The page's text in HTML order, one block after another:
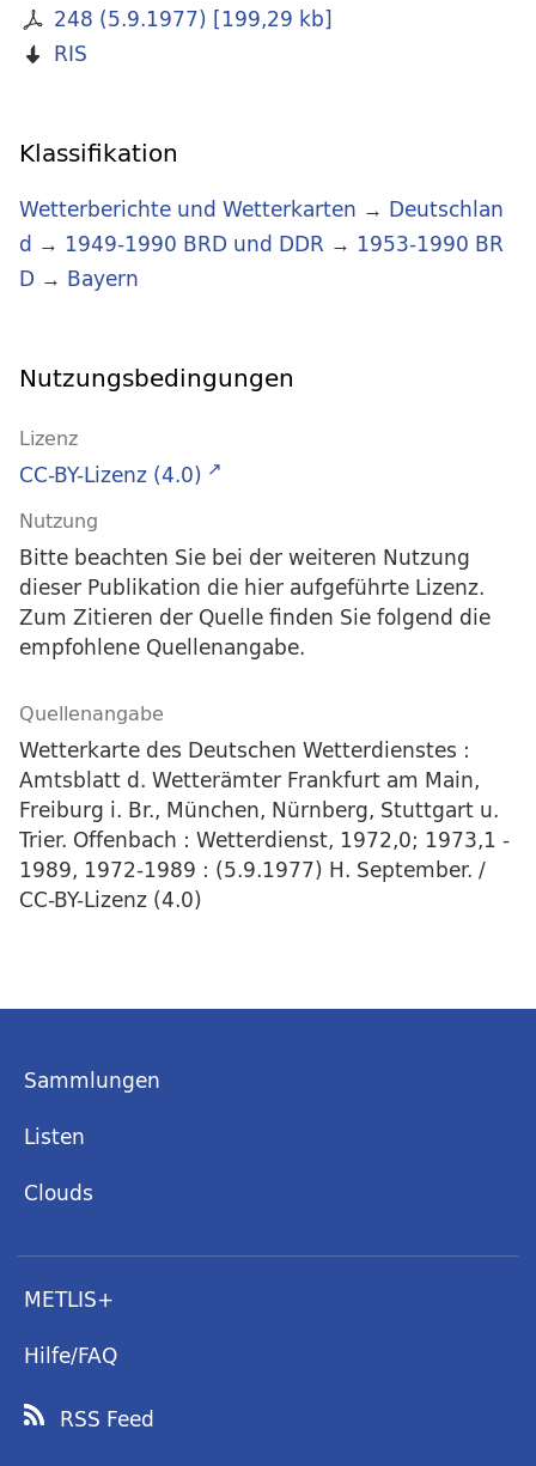
248 (5.9.1977) [199,29 kb]
RIS
Klassifikation
Wetterberichte und Wetterkarten → Deutschlan
d → 1949-1990 BRD und DDR → 1953-1990 BR
D → Bayern
Nutzungsbedingungen
Lizenz
CC-BY-Lizenz (4.0)
Nutzung
Bitte beachten Sie bei der weiteren Nutzung
dieser Publikation die hier aufgeführte Lizenz.
Zum Zitieren der Quelle finden Sie folgend die
empfohlene Quellenangabe.
Quellenangabe
Wetterkarte des Deutschen Wetterdienstes :
Amtsblatt d. Wetterämter Frankfurt am Main,
Freiburg i. Br., München, Nürnberg, Stuttgart u.
Trier. Offenbach : Wetterdienst, 1972,0; 1973,1 -
1989, 1972-1989 : (5.9.1977) H. September. /
CC-BY-Lizenz (4.0)
Sammlungen
Listen
Clouds
METLIS+
Hilfe/FAQ
RSS Feed